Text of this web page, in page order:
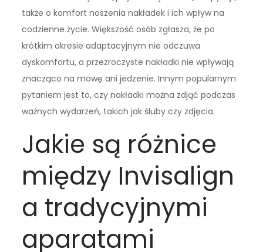
także o komfort noszenia nakładek i ich wpływ na
codzienne życie. Większość osób zgłasza, że po
krótkim okresie adaptacyjnym nie odczuwa
dyskomfortu, a przezroczyste nakładki nie wpływają
znacząco na mowę ani jedzenie. Innym popularnym
pytaniem jest to, czy nakładki można zdjąć podczas
ważnych wydarzeń, takich jak śluby czy zdjęcia.
Jakie są różnice
między Invisalign
a tradycyjnymi
aparatami